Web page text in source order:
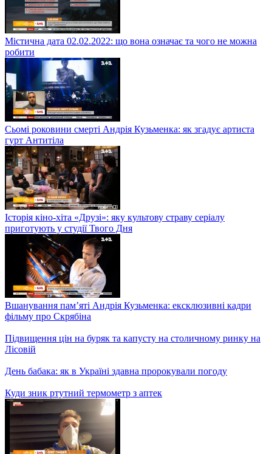
Містична дата 02.02.2022: що вона означає та чого не можна
робити
Сьомі роковини смерті Андрія Кузьменка: як згадує артиста
гурт Антитіла
Історія кіно-хіта «Друзі»: яку культову страву серіалу
приготують у студії Твого Дня
Вшанування пам’яті Андрія Кузьменка: ексклюзивні кадри
фільму про Скрябіна
Підвищення цін на буряк та капусту на столичному ринку на
Лісовій